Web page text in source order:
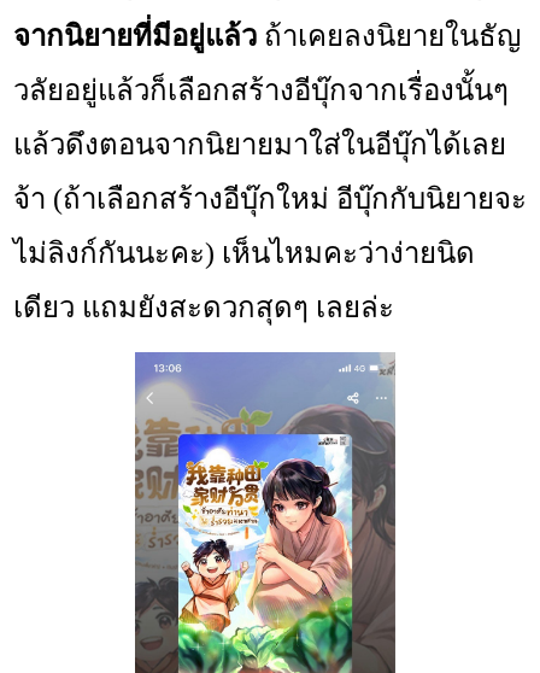
จากนิยายที่มีอยู่แล้วถ้าเคยลงนิยายในธัญ
วลัยอยู่แล้วก็เลือกสร้างอีบุ๊กจากเรื่องนั้นๆ
แล้วดึงตอนจากนิยายมาใส่ในอีบุ๊กได้เลย
จ้า (ถ้าเลือกสร้างอีบุ๊กใหม่ อีบุ๊กกับนิยายจะ
ไม่ลิงก์กันนะคะ) เห็นไหมคะว่าง่ายนิด
เดียว แถมยังสะดวกสุดๆ เลยล่ะ